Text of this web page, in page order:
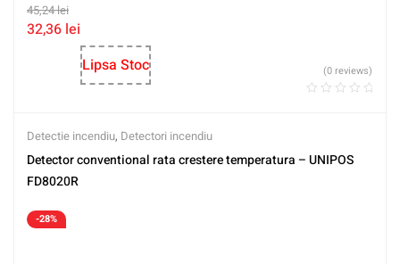
45,24lei
32,36 lei
Lipsa Stoc
(0 reviews)
Detectie incendiu, Detectori incendiu
Detector conventional rata crestere temperatura – UNIPOS
FD8020R
-28%